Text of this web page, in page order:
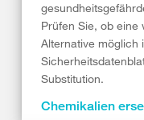
Prüfen Sie, ob eine
Alternative möglich
Substitution.
Chemikalien